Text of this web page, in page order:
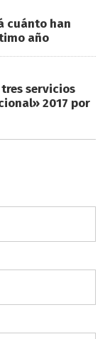
cuánto han
año
servicios
2017 por